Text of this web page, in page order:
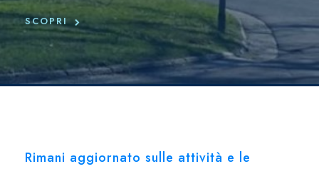
SCOPRI
Rimani aggiornato sulle attività e le